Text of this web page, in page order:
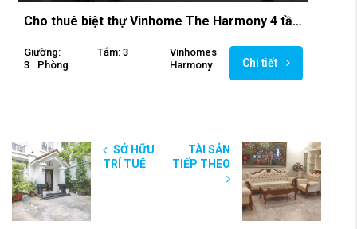
Cho thuê biệt thự Vinhome The Harmony 4 tầng với đầy đủ không gian riêng
Giường:
3
Phòng
Tắm: 3
Vinhomes
Harmony
Chi tiết
SỞ HỮU
TRÍ TUỆ
TÀI SẢN
TIẾP THEO